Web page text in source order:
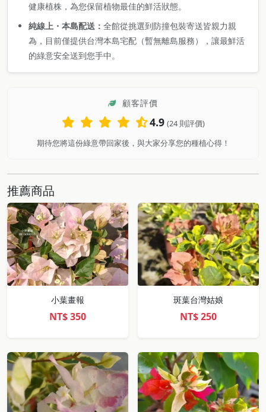
健康植株，為您保留植物最佳的鮮活狀態。
純線上・本島配送：全館從挑選到防撞包裝寄送皆親力親
為，目前僅提供台灣本島宅配（暫無離島服務），讓最鮮活
的綠意安全送到您手中。
顧客評價
4.9 (24 則評價)
期待您將這份綠意帶回家後，與大家分享您的種植心得！
推薦商品
小葉畫報
NT$350
斑葉台灣姑娘
NT$250